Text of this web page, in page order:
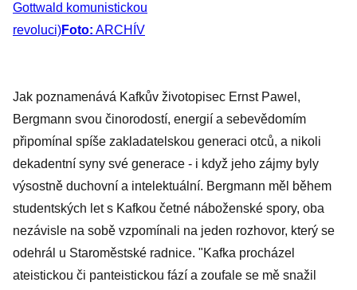
Gottwald komunistickou
revoluci)Foto: ARCHÍV
Jak poznamenává Kafkův životopisec Ernst Pawel,
Bergmann svou činorodostí, energií a sebevědomím
připomínal spíše zakladatelskou generaci otců, a nikoli
dekadentní syny své generace - i když jeho zájmy byly
výsostně duchovní a intelektuální. Bergmann měl během
studentských let s Kafkou četné náboženské spory, oba
nezávisle na sobě vzpomínali na jeden rozhovor, který se
odehrál u Staroměstské radnice. "Kafka procházel
ateistickou či panteistickou fází a zoufale se mě snažil